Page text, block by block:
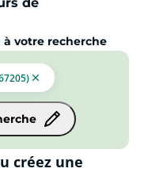
votre recherche
créez une